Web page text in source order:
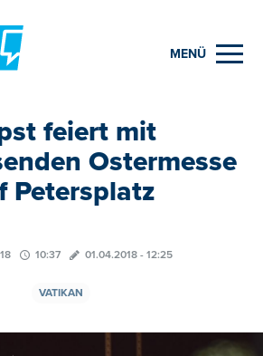
MENÜ
feiert mit
Ostermesse
Petersplatz
10:37 01.04.2018 - 12:25
VATIKAN